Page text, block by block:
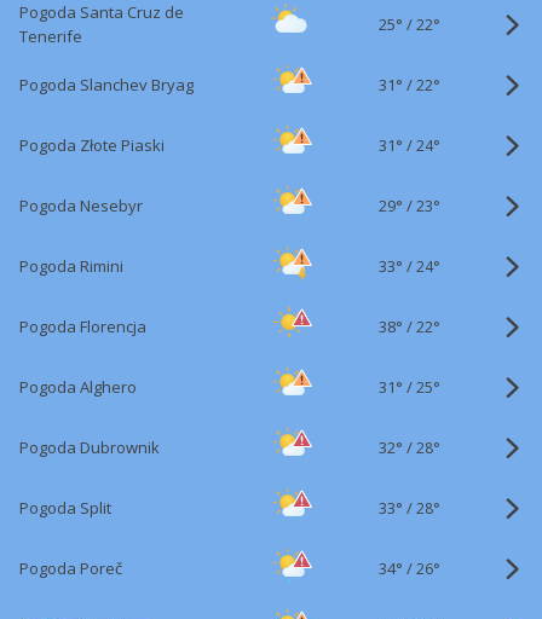
Pogoda Santa Cruz de
Tenerife
25° /22°
Pogoda Slanchev Bryag 31° /22°
Pogoda Złote Piaski 31° /24°
Pogoda Nesebyr 29° /23°
Pogoda Rimini 33° /24°
Pogoda Florencja 38° /22°
Pogoda Alghero 31° /25°
Pogoda Dubrownik 32° /28°
Pogoda Split 33° /28°
Pogoda Poreč 34° /26°